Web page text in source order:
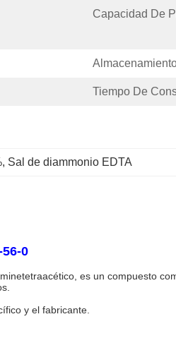
Capacidad De
Tiempo De
, Sal de diammonio EDTA
0
es un compuesto
y el fabricante.